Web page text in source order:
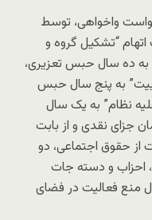
واخواهی، توسط
“تشکیل گروه و
ده سال حبس تعزیری،
به پنج سال حبس
نظام” به یک سال
۵۰ میلیون تومان جزای نقدی و از بابت
از حقوق اجتماعی، دو
احزاب و دسته جات
منع فعالیت در فضای